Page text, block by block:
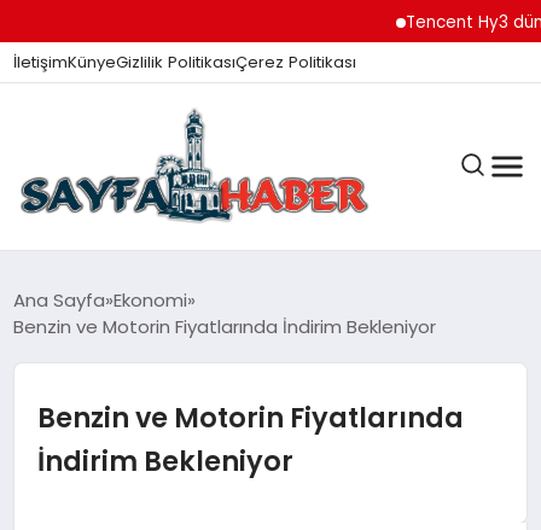
Tencent Hy3 dünya
İletişimKünyeGizlilik PolitikasıÇerez Politikası
ANA SAYFA
İZMIR HABERLERI
Ana Sayfa Ekonomi
Benzin ve Motorin Fiyatlarında İndirim Bekleniyor
Benzin ve Motorin Fiyatlarında
İndirim Bekleniyor